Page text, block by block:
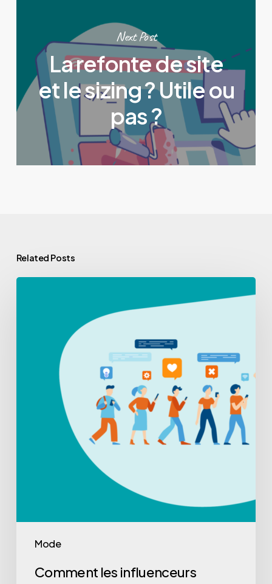
Next Post
La refonte de site
et le sizing ? Utile ou
pas ?
Related Posts
Mode
Comment les influenceurs